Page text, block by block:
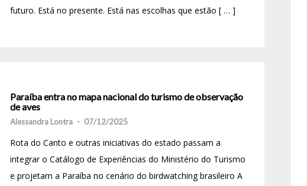
futuro. Está no presente. Está nas escolhas que estão [ … ]
Paraíba entra no mapa nacional do turismo de observação
de aves
Alessandra Lontra - 07/12/2025
Rota do Canto e outras iniciativas do estado passam a
integrar o Catálogo de Experiências do Ministério do Turismo
e projetam a Paraíba no cenário do birdwatching brasileiro A